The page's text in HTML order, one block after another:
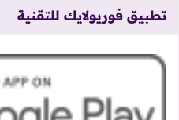
تطبيق فوريولايك للتقنية